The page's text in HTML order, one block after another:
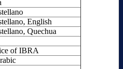
English
Quechua
of IBRA